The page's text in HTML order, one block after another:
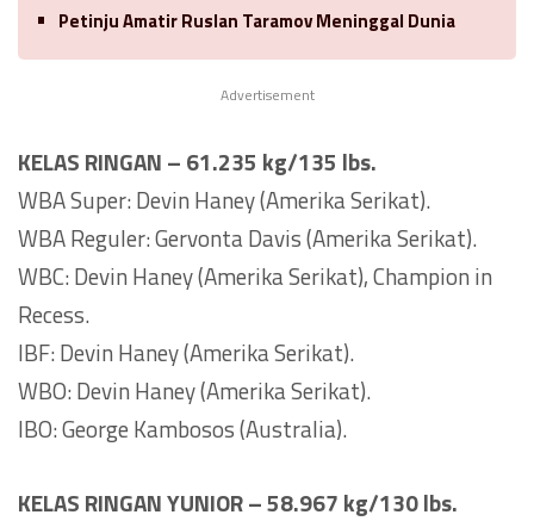
Petinju Amatir Ruslan Taramov Meninggal Dunia
Advertisement
KELAS RINGAN – 61.235 kg/135 lbs.
WBA Super: Devin Haney (Amerika Serikat).
WBA Reguler: Gervonta Davis (Amerika Serikat).
WBC: Devin Haney (Amerika Serikat), Champion in
Recess.
IBF: Devin Haney (Amerika Serikat).
WBO: Devin Haney (Amerika Serikat).
IBO: George Kambosos (Australia).
KELAS RINGAN YUNIOR – 58.967 kg/130 lbs.